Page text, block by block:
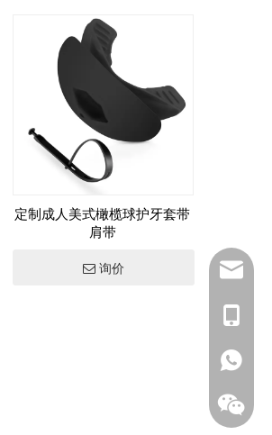
定制成人美式橄榄球护牙套带
肩带
询价
+1